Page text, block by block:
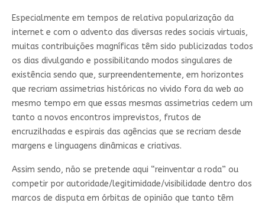
Especialmente em tempos de relativa popularização da
internet e com o advento das diversas redes sociais virtuais,
muitas contribuições magníficas têm sido publicizadas todos
os dias divulgando e possibilitando modos singulares de
existência sendo que, surpreendentemente, em horizontes
que recriam assimetrias históricas no vivido fora da web ao
mesmo tempo em que essas mesmas assimetrias cedem um
tanto a novos encontros imprevistos, frutos de
encruzilhadas e espirais das agências que se recriam desde
margens e linguagens dinâmicas e criativas.
Assim sendo, não se pretende aqui “reinventar a roda” ou
competir por autoridade/legitimidade/visibilidade dentro dos
marcos de disputa em órbitas de opinião que tanto têm